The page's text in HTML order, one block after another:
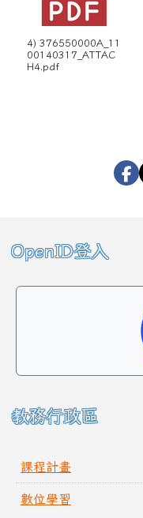
4) 376550000A_11
00140317_ATTAC
H4.pdf
左邊區域內容
OpenID登入
教務行政區
課程計畫
數位學習